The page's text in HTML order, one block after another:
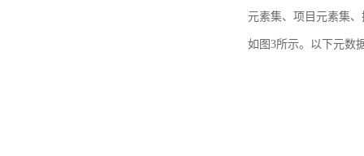
元素集、项目元素集
如图3所示。以下元数